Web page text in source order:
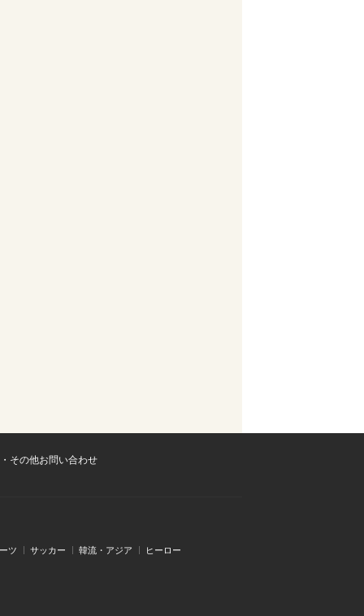
その他お問い合わせ
ツ サッカー 韓流・アジア ヒーロー